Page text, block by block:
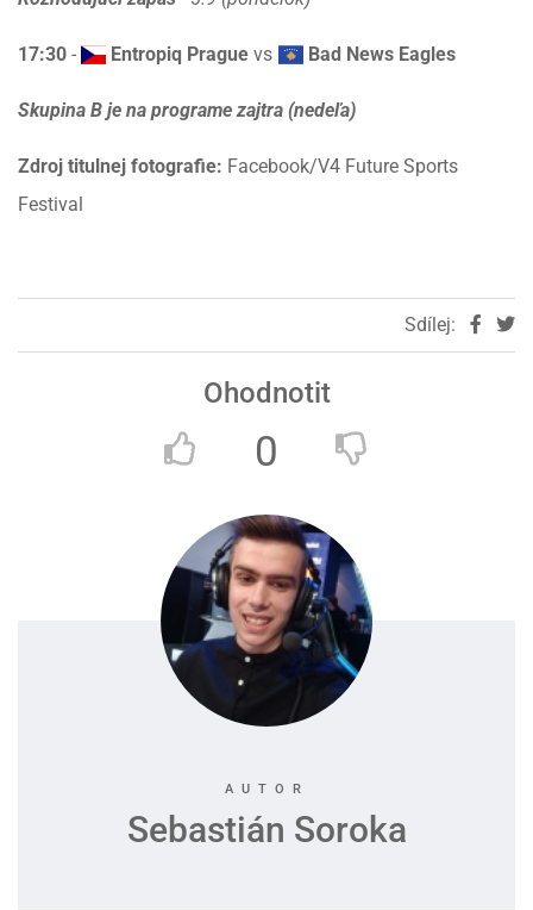
17:30 - Entropiq Prague vs Bad News Eagles
Skupina B je na programe zajtra (nedeľa)
Zdroj titulnej fotografie: Facebook/V4 Future Sports
Festival
Sdílej:
Ohodnotit
0
Sebastián Soroka